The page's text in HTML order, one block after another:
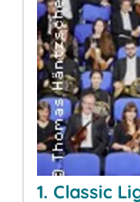
1. Classic